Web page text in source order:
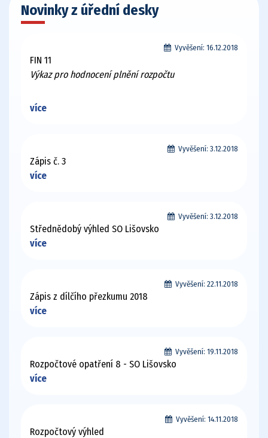
Novinky z úřední desky
Vyvěšení: 16.12.2018
FIN 11
Výkaz pro hodnocení plnění rozpočtu
více
Vyvěšení: 3.12.2018
Zápis č. 3
více
Vyvěšení: 3.12.2018
Střednědobý výhled SO Lišovsko
více
Vyvěšení: 22.11.2018
Zápis z dílčího přezkumu 2018
více
Vyvěšení: 19.11.2018
Rozpočtové opatření 8 - SO Lišovsko
více
Vyvěšení: 14.11.2018
Rozpočtový výhled